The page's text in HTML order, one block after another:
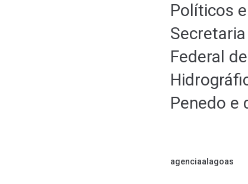
Políticos
Federal
Penedo e
agenciaalagoas